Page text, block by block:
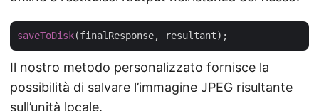
saveToDisk
Il nostro metodo personalizzato fornisce la
possibilità di salvare l’immagine JPEG risultante
sull’unità locale.